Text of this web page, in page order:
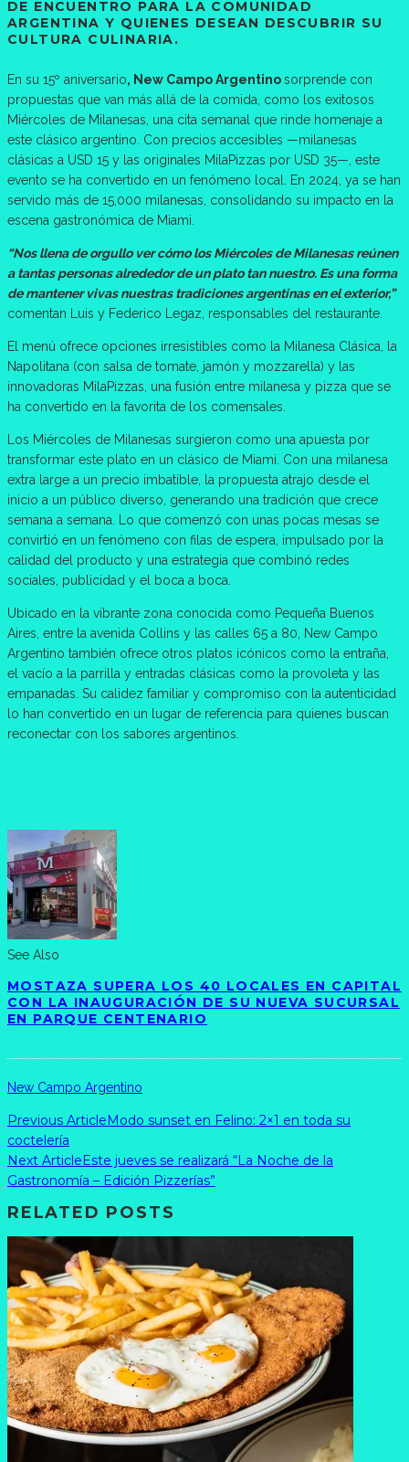
DE ENCUENTRO PARA LA COMUNIDAD
ARGENTINA Y QUIENES DESEAN DESCUBRIR SU
CULTURA CULINARIA.
En su 15º aniversario, New Campo Argentinosorprende con
propuestas que van más allá de la comida, como los exitosos
Miércoles de Milanesas, una cita semanal que rinde homenaje a
este clásico argentino. Con precios accesibles —milanesas
clásicas a USD 15 y las originales MilaPizzas por USD 35—, este
evento se ha convertido en un fenómeno local. En 2024, ya se han
servido más de 15,000 milanesas, consolidando su impacto en la
escena gastronómica de Miami.
“Nos llena de orgullo ver cómo los Miércoles de Milanesas reúnen
a tantas personas alrededor de un plato tan nuestro. Es una forma
de mantener vivas nuestras tradiciones argentinas en el exterior,”
comentan Luis y Federico Legaz, responsables del restaurante.
El menú ofrece opciones irresistibles como la Milanesa Clásica, la
Napolitana (con salsa de tomate, jamón y mozzarella) y las
innovadoras MilaPizzas, una fusión entre milanesa y pizza que se
ha convertido en la favorita de los comensales.
Los Miércoles de Milanesas surgieron como una apuesta por
transformar este plato en un clásico de Miami. Con una milanesa
extra large a un precio imbatible, la propuesta atrajo desde el
inicio a un público diverso, generando una tradición que crece
semana a semana. Lo que comenzó con unas pocas mesas se
convirtió en un fenómeno con filas de espera, impulsado por la
calidad del producto y una estrategia que combinó redes
sociales, publicidad y el boca a boca.
Ubicado en la vibrante zona conocida como Pequeña Buenos
Aires, entre la avenida Collins y las calles 65 a 80, New Campo
Argentino también ofrece otros platos icónicos como la entraña,
el vacío a la parrilla y entradas clásicas como la provoleta y las
empanadas. Su calidez familiar y compromiso con la autenticidad
lo han convertido en un lugar de referencia para quienes buscan
reconectar con los sabores argentinos.
See Also
MOSTAZA SUPERA LOS 40 LOCALES EN CAPITAL
CON LA INAUGURACIÓN DE SU NUEVA SUCURSAL
EN PARQUE CENTENARIO
New Campo Argentino
Previous ArticleModo sunset en Felino: 2×1 en toda su
coctelería
Next ArticleEste jueves se realizará “La Noche de la
Gastronomía – Edición Pizzerías”
RELATED POSTS